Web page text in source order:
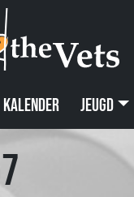
Kalender Jeugd